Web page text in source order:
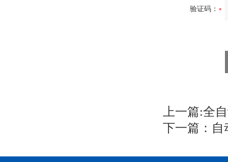
验证码：
上一篇:全
下一篇： 自